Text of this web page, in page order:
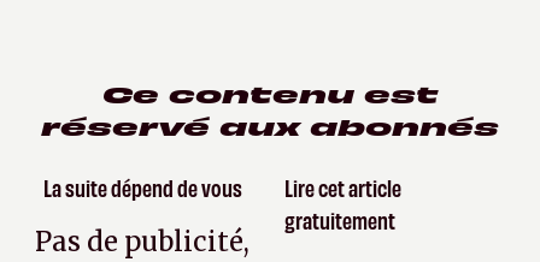
Ce contenu est
réservé aux abonnés
La suite dépend de vous
Pas de publicité,
Lire cet article
gratuitement